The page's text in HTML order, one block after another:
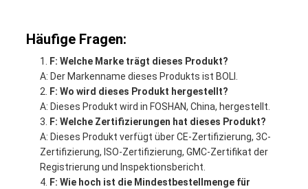
Häufige Fragen:
F: Welche Marke trägt dieses Produkt?
A: Der Markenname dieses Produkts ist BOLI.
F: Wo wird dieses Produkt hergestellt?
A: Dieses Produkt wird in FOSHAN, China, hergestellt.
F: Welche Zertifizierungen hat dieses Produkt?
A: Dieses Produkt verfügt über CE-Zertifizierung, 3C-
Zertifizierung, ISO-Zertifizierung, GMC-Zertifikat der
Registrierung und Inspektionsbericht.
F: Wie hoch ist die Mindestbestellmenge für